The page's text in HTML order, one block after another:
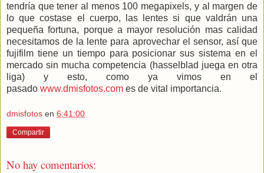
tendría que tener al menos 100 megapixels, y al margen de
lo que costase el cuerpo, las lentes si que valdrán una
pequeña fortuna, porque a mayor resolución mas calidad
necesitamos de la lente para aprovechar el sensor, así que
fujifilm tiene un tiempo para posicionar sus sistema en el
mercado sin mucha competencia (hasselblad juega en otra
liga) y esto, como ya vimos en el
pasado www.dmisfotos.com es de vital importancia.
dmisfotos en 6:41:00
Compartir
No hay comentarios: